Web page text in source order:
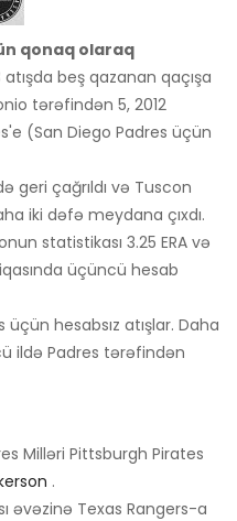
qonaq olaraq
beş qazanan qaçışa
tərəfindən 5, 2012
(San Diego Padres üçün
geri çağrıldı və Tuscon
iki dəfə meydana çıxdı.
statistikası 3.25 ERA və
üçüncü hesab
üçün hesabsız atışlar. Daha
ildə Padres tərəfindən
Milləri Pittsburgh Pirates
.
əvəzinə Texas Rangers-a